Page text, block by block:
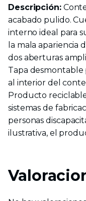
Descripción:
acabado pulido.
interno ideal para
la mala apariencia
dos aberturas
Tapa desmontable
al interior del
Producto
sistemas de
personas
ilustrativa, el